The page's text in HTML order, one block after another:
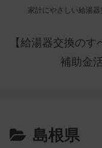
家計にやさしい給湯
【給湯器交換の
補助金
島根県